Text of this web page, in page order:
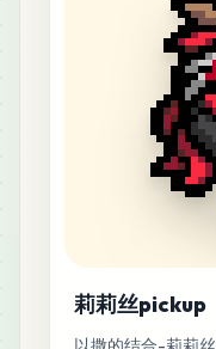
莉莉丝pickup